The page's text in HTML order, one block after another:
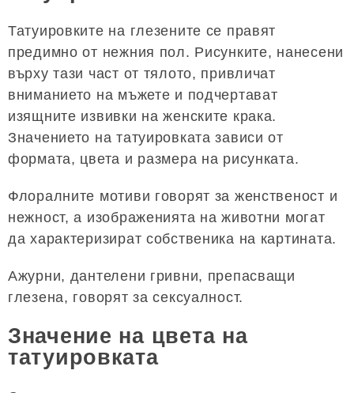
Татуировките на глезените се правят
предимно от нежния пол. Рисунките, нанесени
върху тази част от тялото, привличат
вниманието на мъжете и подчертават
изящните извивки на женските крака.
Значението на татуировката зависи от
формата, цвета и размера на рисунката.
Флоралните мотиви говорят за женственост и
нежност, а изображенията на животни могат
да характеризират собственика на картината.
Ажурни, дантелени гривни, препасващи
глезена, говорят за сексуалност.
Значение на цвета на
татуировката